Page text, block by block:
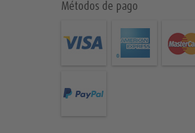
Métodos de pago